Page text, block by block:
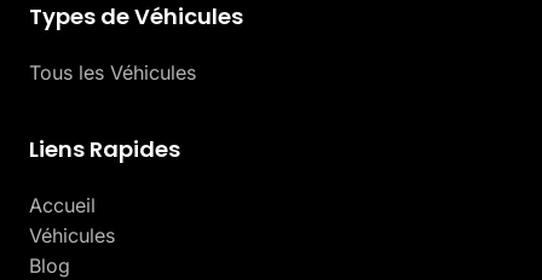
Types de Véhicules
Tous les Véhicules
Liens Rapides
Accueil
Véhicules
Blog